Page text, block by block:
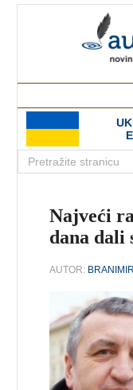
Najveći
dana dali
AUTOR: